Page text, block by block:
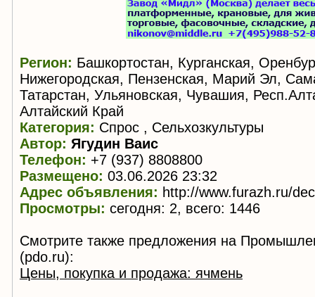
Регион: Башкортостан, Курганская,
Нижегородская, Пензенская, Марий Эл,
Татарстан, Ульяновская, Чувашия,
Алтайский Край
Категория: Спрос , Сельхозкультуры
Автор: Ягудин Ваис
Телефон: +7 (937) 8808800
Размещено: 03.06.2026 23:32
Адрес объявления: http://www.furazh.ru/
Просмотры: сегодня: 2, всего: 1446
Смотрите также предложения на
(pdo.ru):
Цены, покупка и продажа: ячмень